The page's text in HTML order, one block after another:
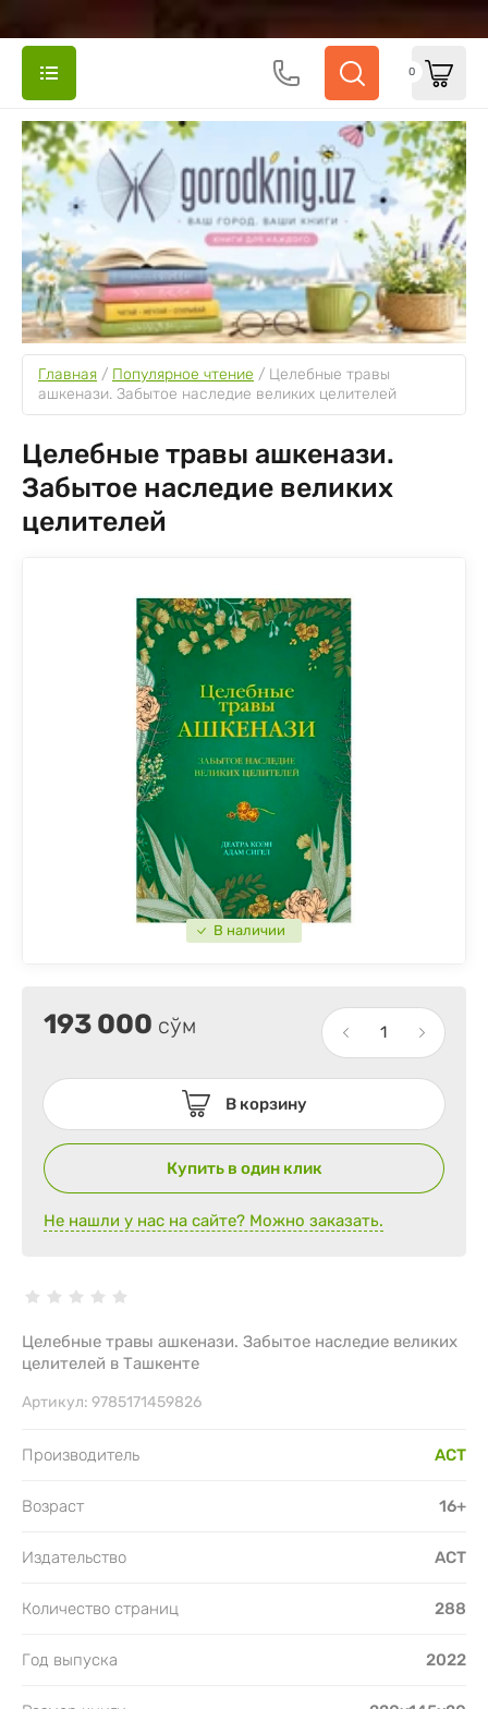
0
Главная / Популярное чтение / Целебные травы
ашкенази. Забытое наследие великих целителей
Целебные травы ашкенази.
Забытое наследие великих
целителей
В наличии
193 000 сўм
В корзину
Купить в один клик
Не нашли у нас на сайте? Можно заказать.
Целебные травы ашкенази. Забытое наследие великих
целителей в Ташкенте
Артикул: 9785171459826
Производитель АСТ
Возраст 16+
Издательство АСТ
Количество страниц 288
Год выпуска 2022